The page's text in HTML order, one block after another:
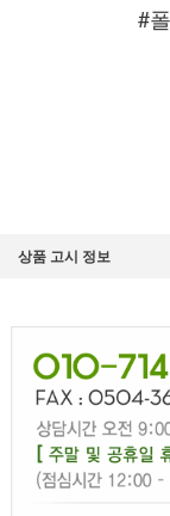
#
상품 고시 정보